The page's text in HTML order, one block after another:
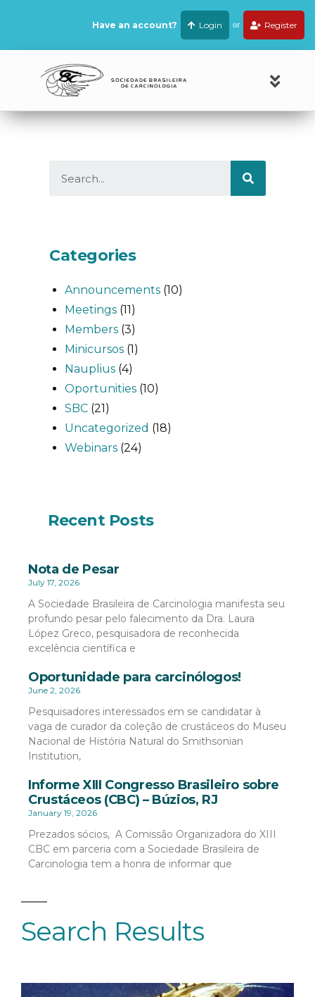
Have an account? Login or Register
Search Results
Categories
Announcements (10)
Meetings (11)
Members (3)
Minicursos (1)
Nauplius (4)
Oportunities (10)
SBC (21)
Uncategorized (18)
Webinars (24)
Recent Posts
Nota de Pesar
July 17, 2026
A Sociedade Brasileira de Carcinologia manifesta seu
profundo pesar pelo falecimento da Dra. Laura
López Greco, pesquisadora de reconhecida
excelência científica e
Oportunidade para carcinólogos!
June 2, 2026
Pesquisadores interessados em se candidatar à
vaga de curador da coleção de crustáceos do Museu
Nacional de História Natural do Smithsonian
Institution,
Informe XIII Congresso Brasileiro sobre
Crustáceos (CBC) – Búzios, RJ
January 19, 2026
Prezados sócios, A Comissão Organizadora do XIII
CBC em parceria com a Sociedade Brasileira de
Carcinologia tem a honra de informar que